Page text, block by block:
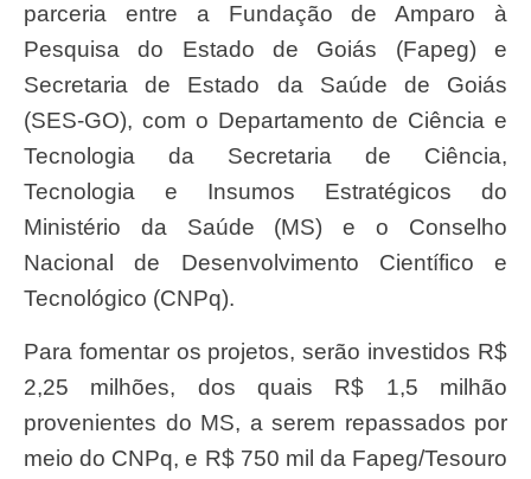
parceria entre a Fundação de Amparo à
Pesquisa do Estado de Goiás (Fapeg) e
Secretaria de Estado da Saúde de Goiás
(SES-GO), com o Departamento de Ciência e
Tecnologia da Secretaria de Ciência,
Tecnologia e Insumos Estratégicos do
Ministério da Saúde (MS) e o Conselho
Nacional de Desenvolvimento Científico e
Tecnológico (CNPq).
Para fomentar os projetos, serão investidos R$
2,25 milhões, dos quais R$ 1,5 milhão
provenientes do MS, a serem repassados por
meio do CNPq, e R$ 750 mil da Fapeg/Tesouro